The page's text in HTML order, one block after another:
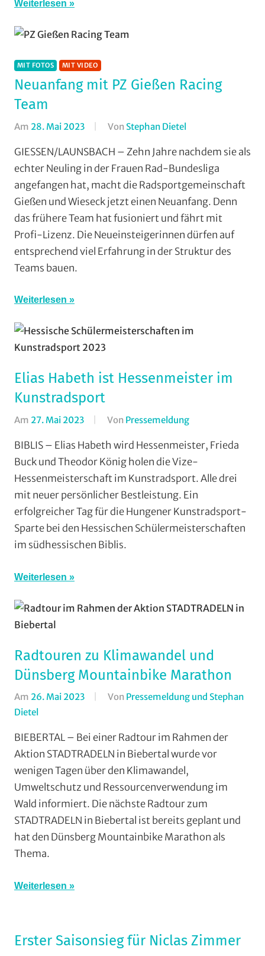
Weiterlesen
MIT FOTOS MIT VIDEO
Neuanfang mit PZ Gießen Racing
Team
Am 28. Mai 2023 Von Stephan Dietel
Fotos,
Mit
Video,
Multimedia,
RSG
Gießen
und
GIESSEN/LAUNSBACH – Zehn Jahre nachdem sie als
echter Neuling in der Frauen Rad-Bundesliga
angefangen hat, macht die Radsportgemeinschaft
Gießen und Wieseck jetzt einen Neuanfang. Denn
das frühere Team hat fusioniert und fährt mit
Profi-Lizenz. Die Neueinsteigerinnen dürfen auf
entsprechend viel Erfahrung in der Struktur des
Teams bauen.
Weiterlesen
Elias Habeth ist Hessenmeister im
Kunstradsport
Am 27. Mai 2023 Von Pressemeldung
Kunstradsport
RVG
Hungen,
Vereine
BIBLIS – Elias Habeth wird Hessenmeister, Frieda
Buck und Theodor König holen die Vize-
Hessenmeisterschaft im Kunstradsport. Alle drei
mit neuer persönlicher Bestleistung. Ein
erfolgreicher Tag für die Hungener Kunstradsport-
Sparte bei den Hessischen Schülermeisterschaften
im südhessischen Biblis.
Weiterlesen
Radtouren zu Klimawandel und
Dünsberg Mountainbike Marathon
Am 26. Mai 2023 Von Pressemeldung und Stephan
Dietel
AMC
Rodheim-
Bieber,
Breitensport,
Countrytourenfahren
(CTF),
Radtourenfahren
(RTF)
BIEBERTAL – Bei einer Radtour im Rahmen der
Aktion STADTRADELN in Biebertal wurde vor
wenigen Tagen über den Klimawandel,
Umweltschutz und Ressourcenverwendung im
Wald informiert. Die nächste Radtour zum
STADTRADELN in Biebertal ist bereits geplant und
hat den Dünsberg Mountainbike Marathon als
Thema.
Weiterlesen
Erster Saisonsieg für Niclas Zimmer